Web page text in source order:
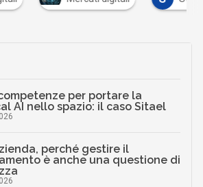
per portare la
AI nello spazio: il caso Sitael
perché gestire il
è anche una questione di